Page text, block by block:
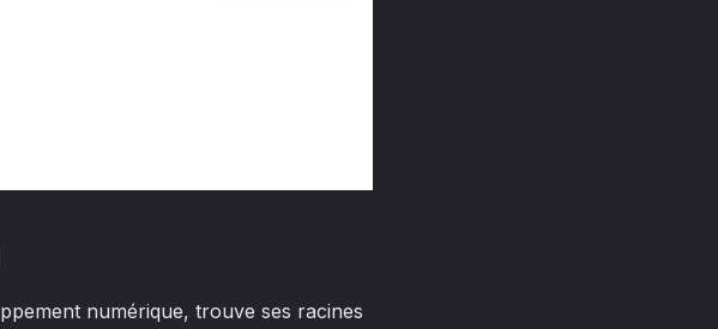
numérique, trouve ses racines